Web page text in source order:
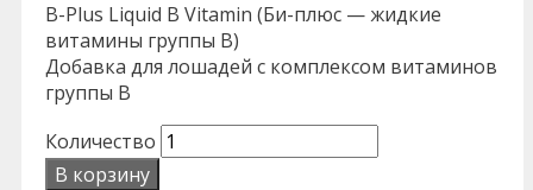
B-Plus Liquid B Vitamin (Би-плюс — жидкие
витамины группы В)
Добавка для лошадей с комплексом витаминов
группы В
Количество
В корзину